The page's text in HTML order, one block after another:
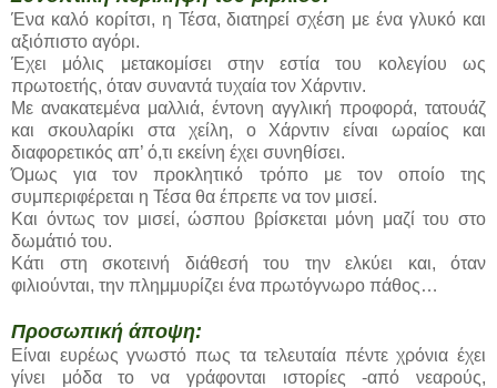
Ένα καλό κορίτσι, η Τέσα, διατηρεί σχέση με ένα γλυκό και
αξιόπιστο αγόρι.
Έχει μόλις μετακομίσει στην εστία του κολεγίου ως
πρωτοετής, όταν συναντά τυχαία τον Χάρντιν.
Με ανακατεμένα μαλλιά, έντονη αγγλική προφορά, τατουάζ
και σκουλαρίκι στα χείλη, ο Χάρντιν είναι ωραίος και
διαφορετικός απ’ ό,τι εκείνη έχει συνηθίσει.
Όμως για τον προκλητικό τρόπο με τον οποίο της
συμπεριφέρεται η Τέσα θα έπρεπε να τον μισεί.
Και όντως τον μισεί, ώσπου βρίσκεται μόνη μαζί του στο
δωμάτιό του.
Κάτι στη σκοτεινή διάθεσή του την ελκύει και, όταν
φιλιούνται, την πλημμυρίζει ένα πρωτόγνωρο πάθος…
Προσωπική άποψη:
Είναι ευρέως γνωστό πως τα τελευταία πέντε χρόνια έχει
γίνει μόδα το να γράφονται ιστορίες -από νεαρούς,